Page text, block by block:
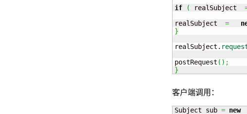
if
( realSubject
realSubject =
}
realSubject.
postRequest ( ) ;
}
客户端调用：
Subject sub = new